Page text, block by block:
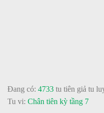
Đang có: 4733 tu tiên giả tu
Tu vi: Chân tiên kỳ tầng 7